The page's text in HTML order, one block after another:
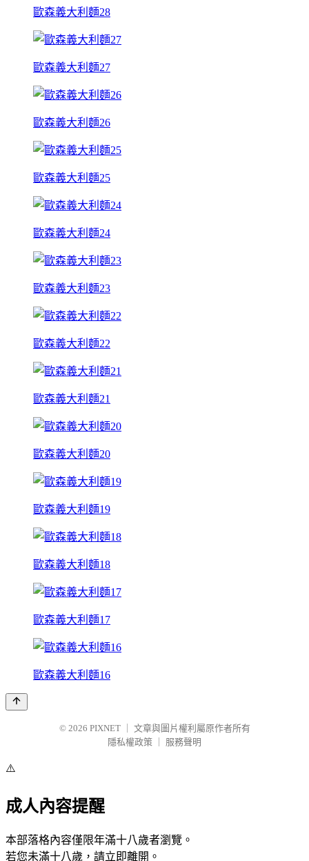
歐森義大利麵28
歐森義大利麵27
歐森義大利麵26
歐森義大利麵25
歐森義大利麵24
歐森義大利麵23
歐森義大利麵22
歐森義大利麵21
歐森義大利麵20
歐森義大利麵19
歐森義大利麵18
歐森義大利麵17
歐森義大利麵16
© 2026 PIXNET
文章與圖片權利屬原作者所有
隱私權政策
服務聲明
⚠️
成人內容提醒
本部落格內容僅限年滿十八歲者瀏覽。
若您未滿十八歲，請立即離開。